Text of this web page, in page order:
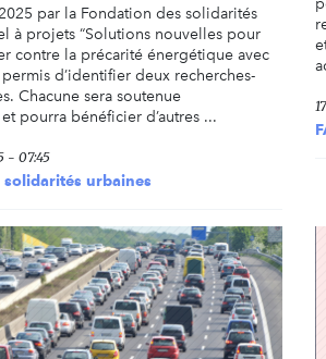
par la Fondation des solidarités
à projets “Solutions nouvelles pour
contre la précarité énergétique avec
permis d’identifier deux recherches-
Chacune sera soutenue
pourra bénéficier d’autres ...
- 07:45
solidarités urbaines